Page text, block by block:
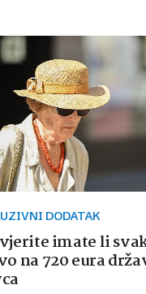
DODATAK
imate li
na 720 eura